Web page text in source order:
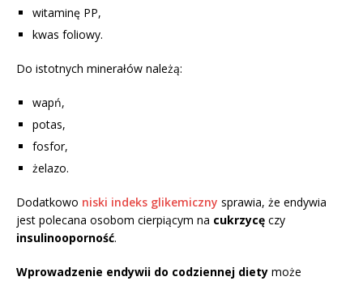
witaminę PP,
kwas foliowy.
Do istotnych minerałów należą:
wapń,
potas,
fosfor,
żelazo.
Dodatkowo niski indeks glikemiczny sprawia, że endywia
jest polecana osobom cierpiącym na cukrzycę czy
insulinooporność.
Wprowadzenie endywii do codziennej diety może